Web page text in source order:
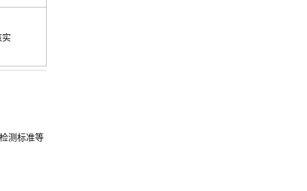
测标准等